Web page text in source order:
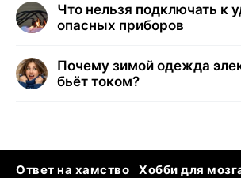
Что нельзя подключать к
опасных приборов
Почему зимой одежда
бьёт током?
Ответ на хамство
Хобби для